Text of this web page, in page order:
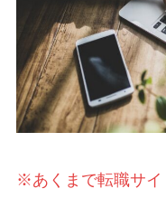
※あくまで転職サイ